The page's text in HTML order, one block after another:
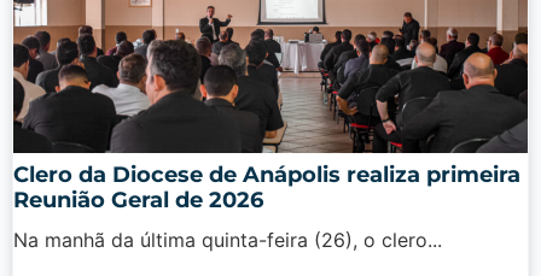
Clero da Diocese de Anápolis realiza primeira
Reunião Geral de 2026
Na manhã da última quinta-feira (26), o clero...